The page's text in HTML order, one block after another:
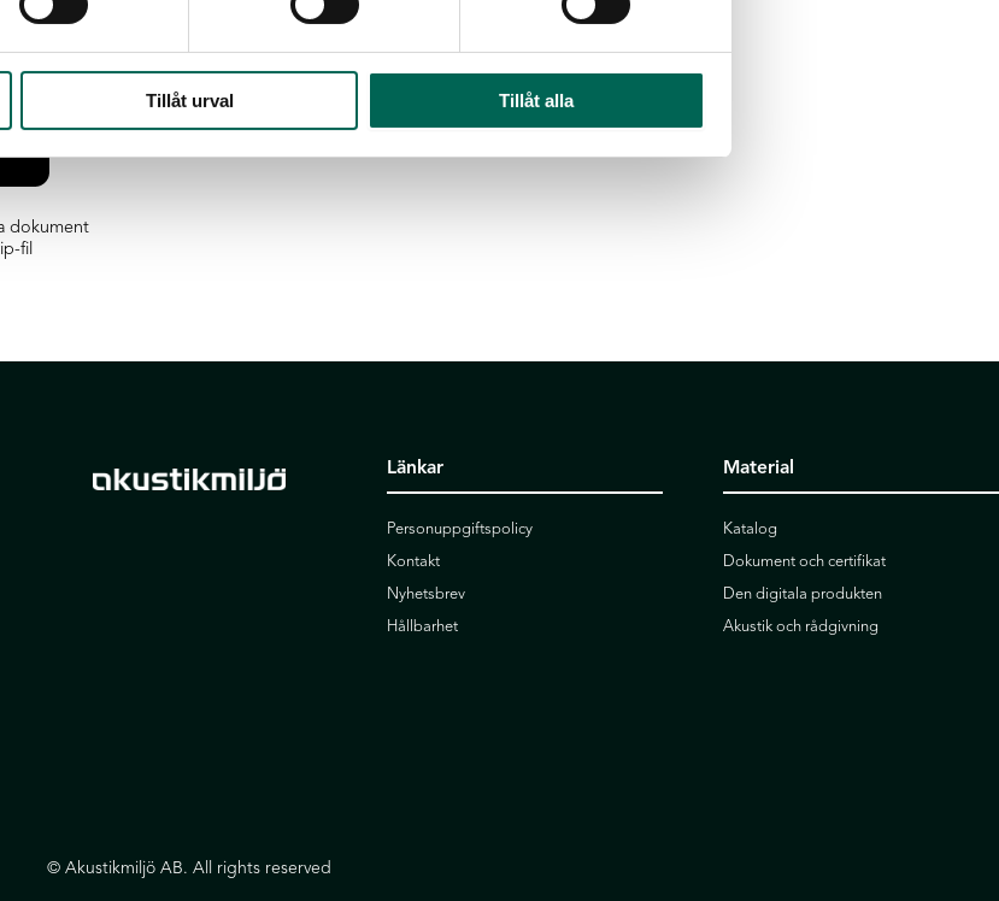
Tillåt urval Tillåt alla
dokument
fil
Länkar
Personuppgiftspolicy
Kontakt
Nyhetsbrev
Hållbarhet
Material
Katalog
Dokument och certifikat
Den digitala produkten
Akustik och rådgivning
© Akustikmiljö AB. All rights reserved